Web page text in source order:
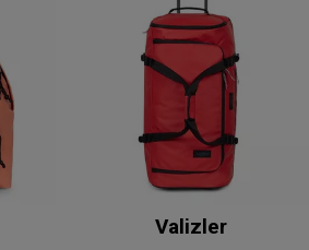
Valizler